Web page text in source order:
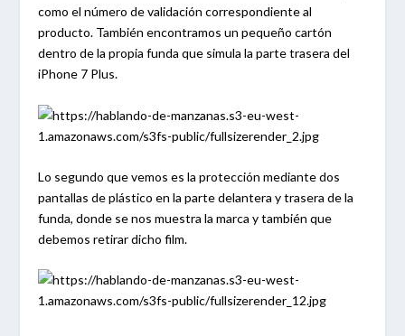
como el número de validación correspondiente al
producto. También encontramos un pequeño cartón
dentro de la propia funda que simula la parte trasera del
iPhone 7 Plus.
Lo segundo que vemos es la protección mediante dos
pantallas de plástico en la parte delantera y trasera de la
funda, donde se nos muestra la marca y también que
debemos retirar dicho film.